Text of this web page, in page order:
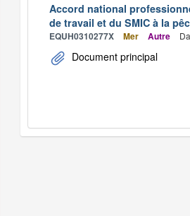
Accord national
de travail et du SMIC à la
EQUH0310277X Mer Autre
Document principal